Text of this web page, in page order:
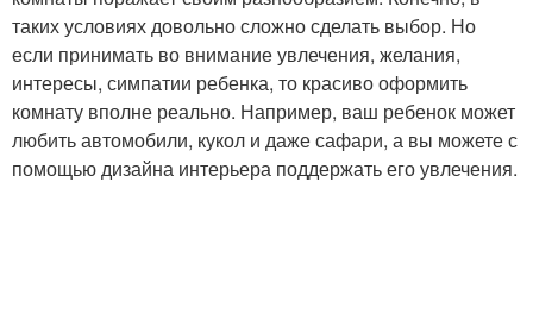
таких условиях довольно сложно сделать выбор. Но
если принимать во внимание увлечения, желания,
интересы, симпатии ребенка, то красиво оформить
комнату вполне реально. Например, ваш ребенок может
любить автомобили, кукол и даже сафари, а вы можете с
помощью дизайна интерьера поддержать его увлечения.